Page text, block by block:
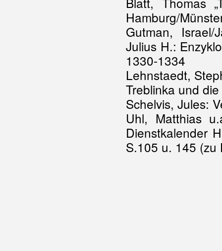
Hamburg/
Gutman, Israel/
Julius H.:
1330-1334
Lehnstaedt,
Treblinka und
Schelvis, Jules:
Uhl, Matthias
Dienstkalender
S.105 u. 145 (zu